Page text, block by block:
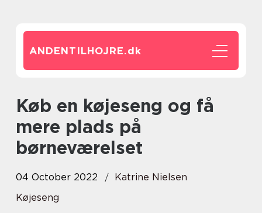
ANDENTILHOJRE.dk
Køb en køjeseng og få
mere plads på
børneværelset
04 October 2022
Katrine Nielsen
Køjeseng